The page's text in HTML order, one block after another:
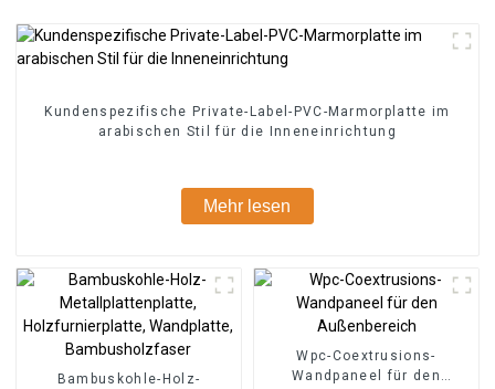
Kundenspezifische Private-Label-PVC-Marmorplatte im
arabischen Stil für die Inneneinrichtung
Mehr lesen
Bambuskohle-Holz-
Wpc-Coextrusions-
Wandpaneel für den